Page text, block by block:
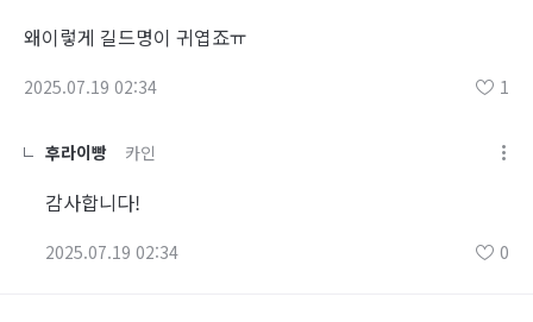
왜이렇게 길드명이 귀엽죠ㅠ
2025.07.19 02:34 1
후라이빵 카인
감사합니다!
2025.07.19 02:34 0